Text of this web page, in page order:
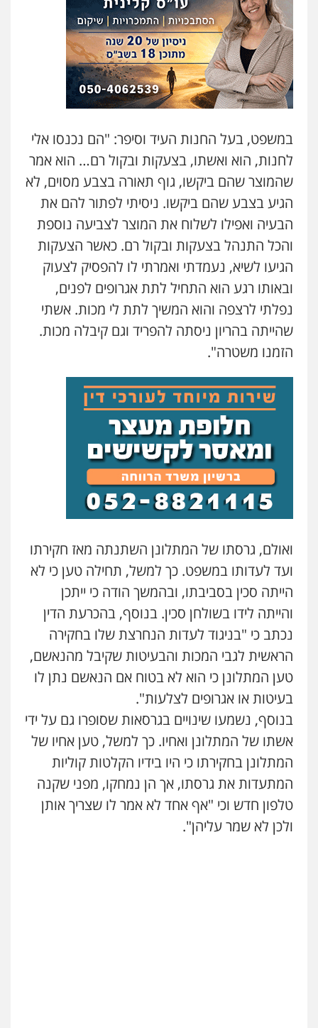
במשפט, בעל החנות העיד וסיפר: "הם נכנסו אלי
לחנות, הוא ואשתו, בצעקות ובקול רם… הוא אמר
שהמוצר שהם ביקשו, גוף תאורה בצבע מסוים, לא
הגיע בצבע שהם ביקשו. ניסיתי לפתור להם את
הבעיה ואפילו לשלוח את המוצר לצביעה נוספת
והכל התנהל בצעקות ובקול רם. כאשר הצעקות
הגיעו לשיא, נעמדתי ואמרתי לו להפסיק לצעוק
ובאותו רגע הוא התחיל לתת אגרופים לפנים,
נפלתי לרצפה והוא המשיך לתת לי מכות. אשתי
שהייתה בהריון ניסתה להפריד וגם קיבלה מכות.
הזמנו משטרה".
ואולם, גרסתו של המתלונן השתנתה מאז חקירתו
ועד לעדותו במשפט. כך למשל, תחילה טען כי לא
הייתה סכין בסביבתו, ובהמשך הודה כי ייתכן
והייתה לידו בשולחן סכין. בנוסף, בהכרעת הדין
נכתב כי "בניגוד לעדות הנחרצת שלו בחקירה
הראשית לגבי המכות והבעיטות שקיבל מהנאשם,
טען המתלונן כי הוא לא בטוח אם הנאשם נתן לו
בעיטות או אגרופים לצלעות".
בנוסף, נשמעו שינויים בגרסאות שסופרו גם על ידי
אשתו של המתלונן ואחיו. כך למשל, טען אחיו של
המתלונן בחקירתו כי היו בידיו הקלטות קוליות
המתעדות את גרסתו, אך הן נמחקו, מפני שקנה
טלפון חדש וכי "אף אחד לא אמר לו שצריך אותן
ולכן לא שמר עליהן".